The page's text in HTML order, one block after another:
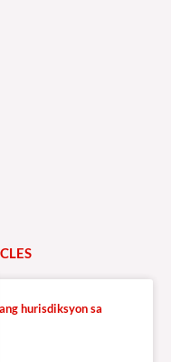
CLES
hurisdiksyon sa